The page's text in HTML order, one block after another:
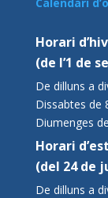
Horari
(de l’1 de
De dilluns a
Dissabtes de
Diumenges
Horari
(del 24 de
De dilluns a